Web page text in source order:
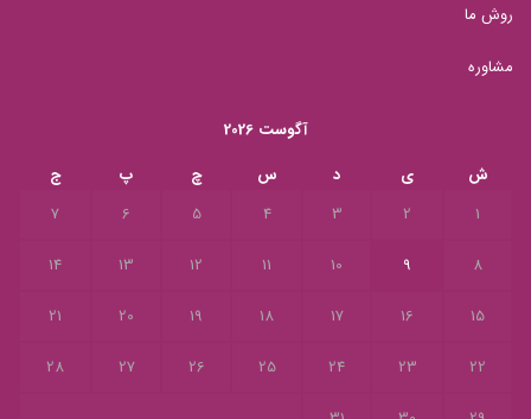
روش ما
مشاوره
آگوست 2026
ش
ی د س چ پ
ج
1
2
3
4
5
6
7
8
9
10
11
12
13
14
15
16
17
18
19
20
21
22
23
24
25
26
27
28